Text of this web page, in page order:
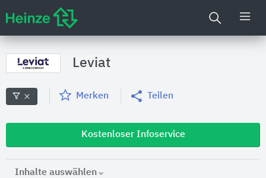
Leviat
Merken Teilen
Kostenloser Infoservice
Inhalte auswählen